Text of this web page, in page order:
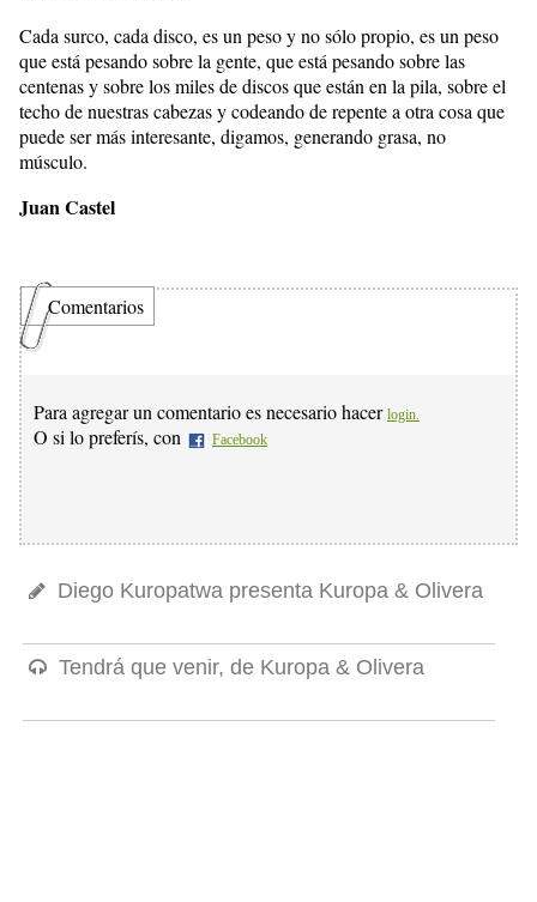
Cada surco, cada disco, es un peso y no sólo propio, es un peso
que está pesando sobre la gente, que está pesando sobre las
centenas y sobre los miles de discos que están en la pila, sobre el
techo de nuestras cabezas y codeando de repente a otra cosa que
puede ser más interesante, digamos, generando grasa, no
músculo.
Juan Castel
Comentarios
Para agregar un comentario es necesario hacer login.
O si lo preferís, con Facebook
Diego Kuropatwa presenta Kuropa & Olivera
Tendrá que venir, de Kuropa & Olivera